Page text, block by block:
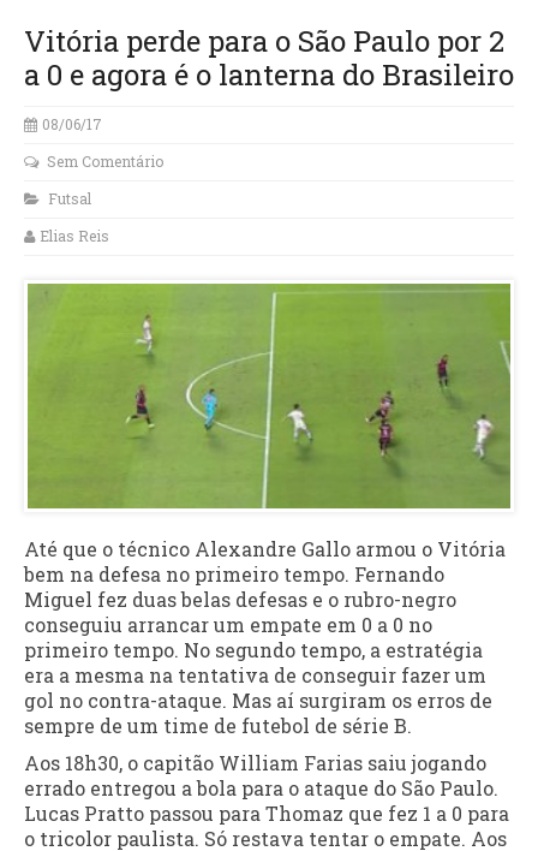
Vitória perde para o São Paulo por 2
a 0 e agora é o lanterna do Brasileiro
08/06/17
Sem Comentário
Futsal
Elias Reis
Até que o técnico Alexandre Gallo armou o Vitória
bem na defesa no primeiro tempo. Fernando
Miguel fez duas belas defesas e o rubro-negro
conseguiu arrancar um empate em 0 a 0 no
primeiro tempo. No segundo tempo, a estratégia
era a mesma na tentativa de conseguir fazer um
gol no contra-ataque. Mas aí surgiram os erros de
sempre de um time de futebol de série B.
Aos 18h30, o capitão William Farias saiu jogando
errado entregou a bola para o ataque do São Paulo.
Lucas Pratto passou para Thomaz que fez 1 a 0 para
o tricolor paulista. Só restava tentar o empate. Aos